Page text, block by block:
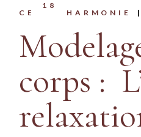
18
CENTREHARMONIE
corps :